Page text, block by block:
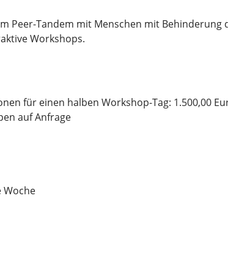
Peer-Tandem mit Menschen mit
Workshops.
für einen halben Workshop-Tag: 1.500,00
auf Anfrage
Woche